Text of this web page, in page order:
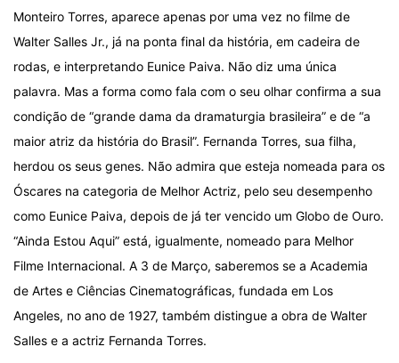
Monteiro Torres, aparece apenas por uma vez no filme de
Walter Salles Jr., já na ponta final da história, em cadeira de
rodas, e interpretando Eunice Paiva. Não diz uma única
palavra. Mas a forma como fala com o seu olhar confirma a sua
condição de “grande dama da dramaturgia brasileira” e de “a
maior atriz da história do Brasil”. Fernanda Torres, sua filha,
herdou os seus genes. Não admira que esteja nomeada para os
Óscares na categoria de Melhor Actriz, pelo seu desempenho
como Eunice Paiva, depois de já ter vencido um Globo de Ouro.
“Ainda Estou Aqui” está, igualmente, nomeado para Melhor
Filme Internacional. A 3 de Março, saberemos se a Academia
de Artes e Ciências Cinematográficas, fundada em Los
Angeles, no ano de 1927, também distingue a obra de Walter
Salles e a actriz Fernanda Torres.